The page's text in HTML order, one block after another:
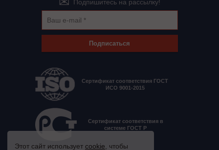
Подпишитесь на рассылку!
Подписаться
Сертификат соответствия ГОСТ
ИСО 9001-2015
Сертификат соответствия в
системе ГОСТ Р
Этот сайт использует cookie , чтобы